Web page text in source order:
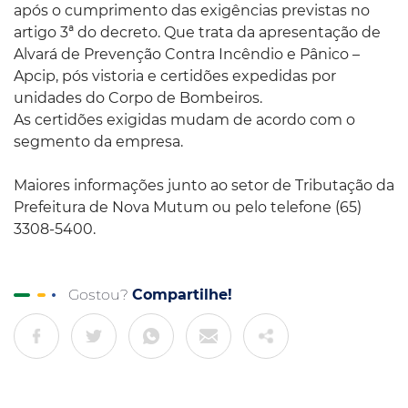
após o cumprimento das exigências previstas no
artigo 3ª do decreto. Que trata da apresentação de
Alvará de Prevenção Contra Incêndio e Pânico –
Apcip, pós vistoria e certidões expedidas por
unidades do Corpo de Bombeiros.
As certidões exigidas mudam de acordo com o
segmento da empresa.
Maiores informações junto ao setor de Tributação da
Prefeitura de Nova Mutum ou pelo telefone (65)
3308-5400.
Gostou? Compartilhe!